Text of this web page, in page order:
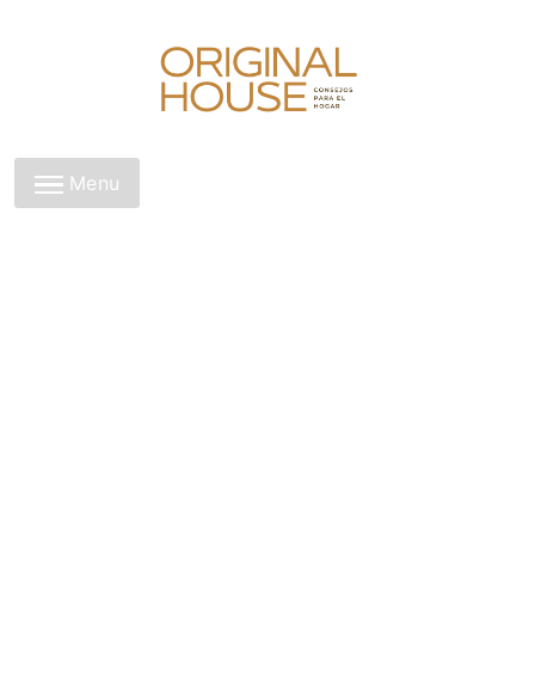
Original House
Menu